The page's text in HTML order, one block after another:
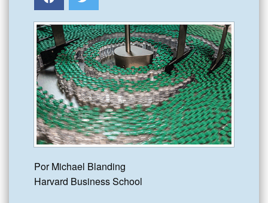
Por Michael Blanding
Harvard Business School